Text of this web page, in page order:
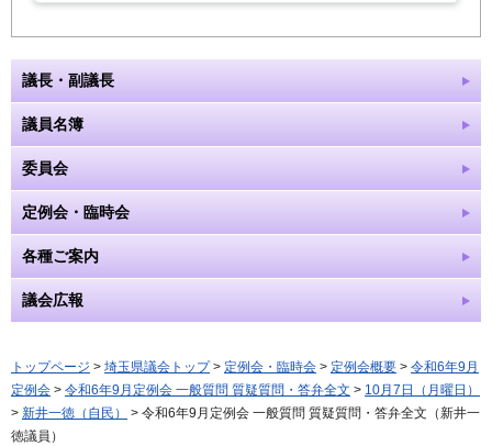
議長・副議長
議員名簿
委員会
定例会・臨時会
各種ご案内
議会広報
トップページ > 埼玉県議会トップ> 定例会・臨時会 > 定例会概要 > 令和6年9月
定例会 > 令和6年9月定例会 一般質問 質疑質問・答弁全文 > 10月7日（月曜日）
> 新井一徳（自民）
> 令和6年9月定例会 一般質問 質疑質問・答弁全文（新井一
徳議員）